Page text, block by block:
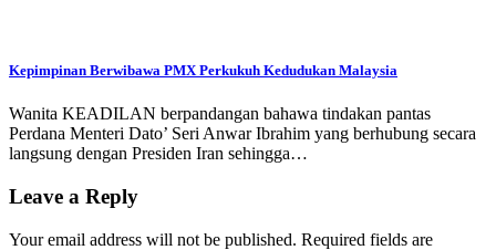
Kepimpinan Berwibawa PMX Perkukuh Kedudukan Malaysia
Wanita KEADILAN berpandangan bahawa tindakan pantas
Perdana Menteri Dato’ Seri Anwar Ibrahim yang berhubung secara
langsung dengan Presiden Iran sehingga…
Leave a Reply
Your email address will not be published. Required fields are